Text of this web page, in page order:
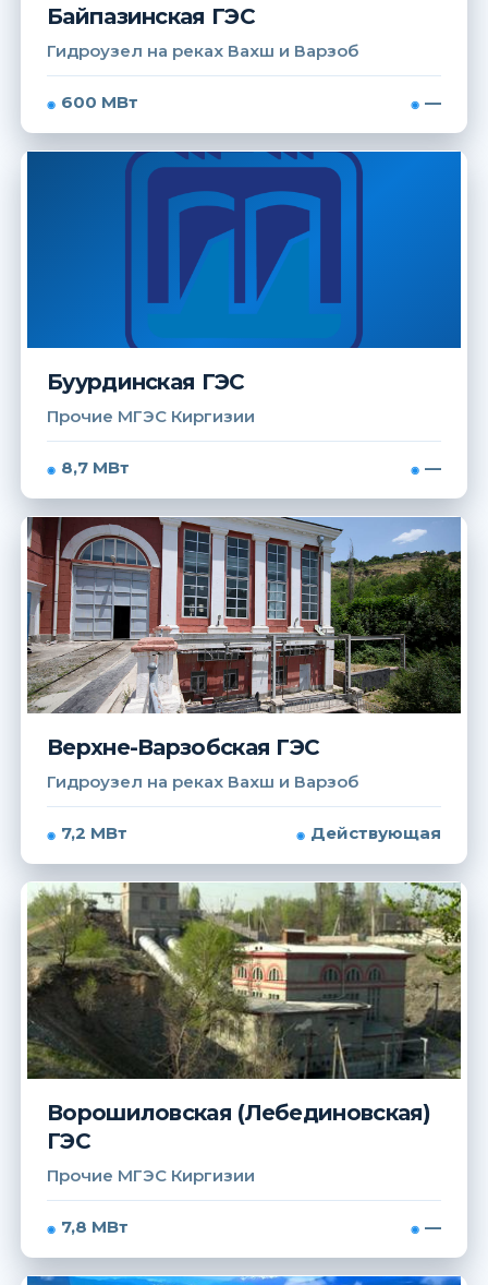
Байпазинская ГЭС
Гидроузел на реках Вахш и Варзоб
600 МВт —
Буурдинская ГЭС
Прочие МГЭС Киргизии
8,7 МВт —
Верхне-Варзобская ГЭС
Гидроузел на реках Вахш и Варзоб
7,2 МВт Действующая
Ворошиловская (Лебединовская)
ГЭС
Прочие МГЭС Киргизии
7,8 МВт —